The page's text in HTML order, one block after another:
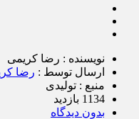
نویسنده : رضا کریمی
ارسال توسط : رضا
منبع : تولیدی
1134 بازدید
بدون دیدگاه